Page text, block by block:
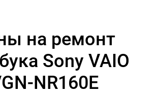
на ремонт
Sony VAIO
NR160E